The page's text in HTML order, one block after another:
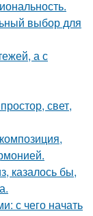
выбор для
а с
свет,
казалось бы,
с чего начать